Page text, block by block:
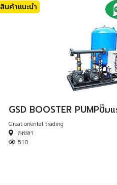
GSD BOOSTER PUMPปั๊ม
Great oriental trading
สงขลา
510
สินค้าแนะนำ